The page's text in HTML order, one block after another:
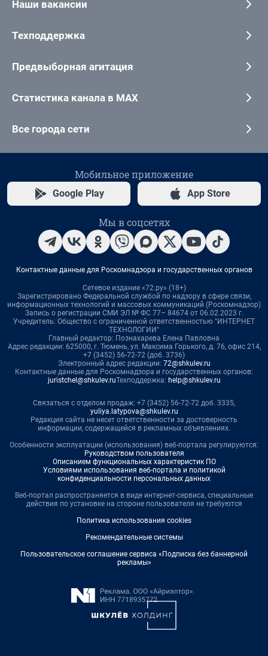
Наши вакансии
Техподдержка
Предвыборная агитация
Статистика канала в MAX
Все города сети
Мобильное приложение
Google Play App Store
Мы в соцсетях
Контактные данные для Роскомнадзора и государственных органов
Сетевое издание «72.ру» (18+)
Зарегистрировано Федеральной службой по надзору в сфере связи,
информационных технологий и массовых коммуникаций (Роскомнадзор)
Запись о регистрации СМИ ЭЛ № ФС 77– 84674 от 06.02.2023 г.
Учредитель: Общество с ограниченной ответственностью "ИНТЕРНЕТ
ТЕХНОЛОГИИ"
Главный редактор: Познахарева Елена Павловна
Адрес редакции: 625000, г. Тюмень, ул. Максима Горького, д. 76, офис 214,
+7 (3452) 56-72-72 (доб. 3736)
Электронный адрес редакции: 72@shkulev.ru
Контактные данные для Роскомнадзора и государственных органов:
juristchel@shkulev.ruТехподдержка: help@shkulev.ru
Связаться с отделом продаж: +7 (3452) 56-72-72 доб. 3335,
yuliya.latypova@shkulev.ru
Редакция сайта не несет ответственности за достоверность
информации, содержащейся в рекламных объявлениях.
Особенности эксплуатации (использования) веб-портала регулируются:
Руководством пользователя
Описанием функциональных характеристик ПО
Условиями использования веб-портала и политикой
конфиденциальности персональных данных
Веб-портал распространяется в виде интернет-сервиса, специальные
действия по установке на стороне пользователя не требуются
Политика использования cookies
Рекомендательные системы
Пользовательское соглашение сервиса «Подписка без баннерной
рекламы»